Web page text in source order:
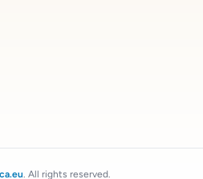
. All rights reserved.